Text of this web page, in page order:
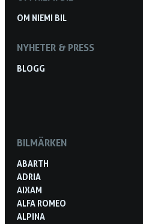
OM NIEMI BIL
NYHETER & PRESS
BLOGG
BILMÄRKEN
ABARTH
ADRIA
AIXAM
ALFA ROMEO
ALPINA